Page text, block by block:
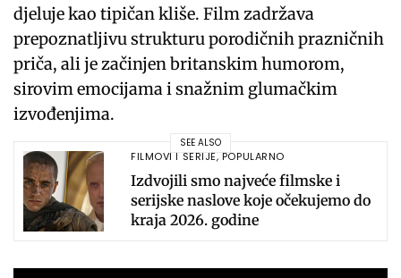
djeluje kao tipičan kliše. Film zadržava
prepoznatljivu strukturu porodičnih prazničnih
priča, ali je začinjen britanskim humorom,
sirovim emocijama i snažnim glumačkim
izvođenjima.
SEE ALSO
FILMOVI I SERIJE, POPULARNO
Izdvojili smo najveće filmske i
serijske naslove koje očekujemo do
kraja 2026. godine